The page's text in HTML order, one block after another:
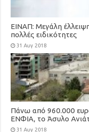
ΕΙΝΑΠ: Μεγάλη
πολλές ειδικότητες
31 Αυγ 2018
Πάνω από 960.000
ΕΝΦΙΑ, το Άσυλο
31 Αυγ 2018